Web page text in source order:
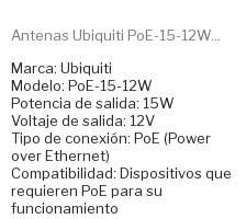
Antenas Ubiquiti PoE-15-12W...
Marca: Ubiquiti
Modelo: PoE-15-12W
Potencia de salida: 15W
Voltaje de salida: 12V
Tipo de conexión: PoE (Power
over Ethernet)
Compatibilidad: Dispositivos que
requieren PoE para su
funcionamiento